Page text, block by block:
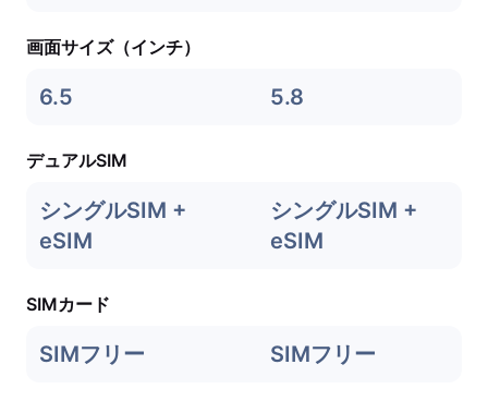
画面サイズ（インチ）
6.5 5.8
デュアルSIM
シングルSIM +
eSIM
シングルSIM +
eSIM
SIMカード
SIMフリー SIMフリー